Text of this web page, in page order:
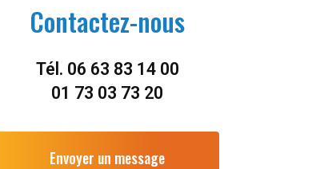
Contactez-nous
Tél. 06 63 83 14 00
01 73 03 73 20
Envoyer un message